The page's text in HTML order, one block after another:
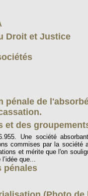
Droit et Justice
pénale de
et des
Une société
commises par la société
et mérite que l'on
que...
pénales